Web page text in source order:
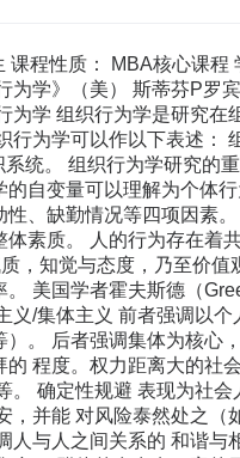
： B=f(P,E) B（行为） P（内部力场） E（外部力场） 就是一个典型的组织行为动态模型。 第二节 组织行为学的发展过程 中国作为具有五千年光荣历史的文明古国，历来 重视对人的心理和行为的分析研究，以孔子为代表的 儒家思想以及孙子兵法，历代著名的政治家商鞅、诸 葛亮、唐太宗等，对人的行为的研究、治国安邦方面， 都有不朽的贡献。这些宝贵的历史遗产受到了世界各 国的重视。许多理论有待进一步整理、发掘与完善。 这对建立中国式的组织行为学颇有裨益。 在西方国家，组织行为学的发展大体上分为四个 阶段： 表现为 １ 心理技术学，劳动心理学与人机工程学 研究的兴起。 ２ 各种心理测试手段的运用。 ３ 研究内容属于个体取向，侧重于人与机 器关系与工作效率问题。 二、组织行为学的确立和形成阶段（２０世纪２０ ３０年代） 表现为 １ 霍桑试验（即１９２７ １９３２年 美国学者霍桑所进行的照明试验、福利 试验、群体试验、谈话试验）的成功进 展。 一、２０世纪初期（二十年代之前）起步阶段 2 梅约（E Mayo）人际关系理论的发表，为 组织行为学的发展奠定了重要基础。 3 组织行为学研究由个体取向转向群体取向。 三、组织行为学的大发展阶段（２０世纪３０ ５０ 年代） 表现为 １、勒温（K Lewin）提出的群体动力理论。 ２、马斯洛（Maslow）提出的需要层次理论。 ３、莫雷诺（Moreno）提出的社会测量理论 等。 ４、组织行为学理论框架日趋完善，研究方 向转群体取向。 四、组织行为学成熟阶段（２０世纪５０年代之后） 表现为 １、组织行为学研究更趋于综合性、全面性 和系统性。 ２、发达国家和发展中国家普遍重视组织行 为学的应用，美、日、俄等各具特色。 ３、研究方向上更重视体制和战略取向。 第三节 组织行为学与相关学科的关系 一、 组织行为学与心理学 心理学是组织行为学最重要的理论基础之一， 而组织行为学是心理学在组织系统运用的分支。 二、 组织行为学与社会学、社会心理学 社会学、社会心理学其研究领域定位于社会 系统。它为组织行为学研究群体行为和组织变革 提供了重要的理论基础。而组织行为学本身研究 领域侧重于组织系统。 三、组织行为学与人机工程学 二者均以心理学作为研究的重要理论基础。前者 倾向于组织中人与人关系的研究。后者倾向于组织中 人与机器关系的研究。 四、组织行为学与行为科学 组织行为学是行为科学的重要组成部分，通常被 认为是狭义的行为科学。 此外，组织行为学还与政治学（如权力与冲突的 研究）、人类学（如跨文化研究）之间，存在着十分 密切的关系。 第四节 21世纪组织行为学面临的挑战 一、经济全球化对组织行为学研究的影响。 在经济全球化的冲击下，各个国家、民族之间经济与 文化的交流更加频繁和广泛。要求组织行为学更加重视跨 文化研究，学会了解不同国家和民族的心理与行为特征， 道德规范，跨文化的道德行为问题，尊重不同的价值观。 目的：实现管理的国际化与本土化的有机结合。 二、高新科技，特别是信息技术的发展，对组织 行为学研究的影响。 1 信息技术的发展，使地球正在变小，组织结构 正在发生重大变化。 简单化，分力化组织结构 组织的管理层次减 少，更趋扁平化，横向、纵向分离及决策分散化。 弹性